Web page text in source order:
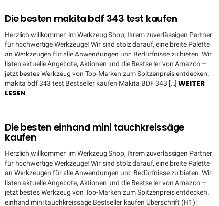
Die besten makita bdf 343 test kaufen
Herzlich willkommen im Werkzeug Shop, Ihrem zuverlässigen Partner
für hochwertige Werkzeuge! Wir sind stolz darauf, eine breite Palette
an Werkzeugen für alle Anwendungen und Bedürfnisse zu bieten. Wir
listen aktuelle Angebote, Aktionen und die Bestseller von Amazon –
jetzt bestes Werkzeug von Top-Marken zum Spitzenpreis entdecken.
makita bdf 343 test Bestseller kaufen Makita BDF 343 […] WEITER
LESEN
Die besten einhand mini tauchkreissäge
kaufen
Herzlich willkommen im Werkzeug Shop, Ihrem zuverlässigen Partner
für hochwertige Werkzeuge! Wir sind stolz darauf, eine breite Palette
an Werkzeugen für alle Anwendungen und Bedürfnisse zu bieten. Wir
listen aktuelle Angebote, Aktionen und die Bestseller von Amazon –
jetzt bestes Werkzeug von Top-Marken zum Spitzenpreis entdecken.
einhand mini tauchkreissäge Bestseller kaufen Überschrift (H1):